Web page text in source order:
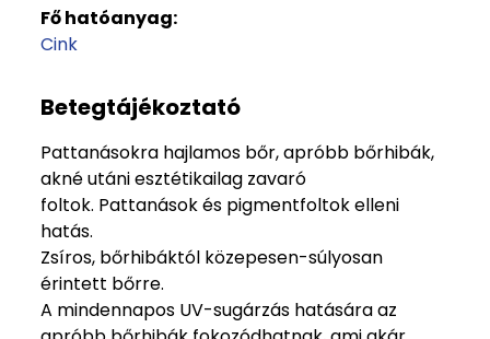
Fő hatóanyag:
Cink
Betegtájékoztató
Pattanásokra hajlamos bőr, apróbb bőrhibák,
akné utáni esztétikailag zavaró
foltok. Pattanások és pigmentfoltok elleni
hatás.
Zsíros, bőrhibáktól közepesen-súlyosan
érintett bőrre.
A mindennapos UV-sugárzás hatására az